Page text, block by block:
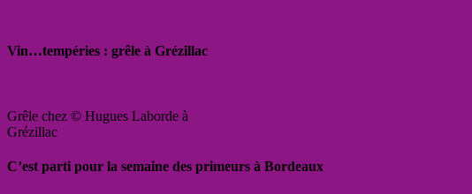
Vin…tempéries : grêle à Grézillac
Grêle chez © Hugues Laborde à
Grézillac
C’est parti pour la semaine des primeurs à Bordeaux